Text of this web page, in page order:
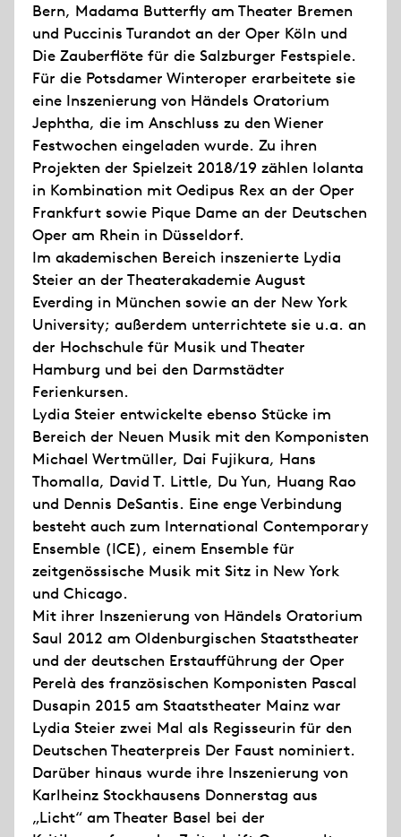
Bern, Madama Butterfly am Theater Bremen
und Puccinis Turandot an der Oper Köln und
Die Zauberflöte für die Salzburger Festspiele.
Für die Potsdamer Winteroper erarbeitete sie
eine Inszenierung von Händels Oratorium
Jephtha, die im Anschluss zu den Wiener
Festwochen eingeladen wurde. Zu ihren
Projekten der Spielzeit 2018/19 zählen Iolanta
in Kombination mit Oedipus Rex an der Oper
Frankfurt sowie Pique Dame an der Deutschen
Oper am Rhein in Düsseldorf.
Im akademischen Bereich inszenierte Lydia
Steier an der Theaterakademie August
Everding in München sowie an der New York
University; außerdem unterrichtete sie u.a. an
der Hochschule für Musik und Theater
Hamburg und bei den Darmstädter
Ferienkursen.
Lydia Steier entwickelte ebenso Stücke im
Bereich der Neuen Musik mit den Komponisten
Michael Wertmüller, Dai Fujikura, Hans
Thomalla, David T. Little, Du Yun, Huang Rao
und Dennis DeSantis. Eine enge Verbindung
besteht auch zum International Contemporary
Ensemble (ICE), einem Ensemble für
zeitgenössische Musik mit Sitz in New York
und Chicago.
Mit ihrer Inszenierung von Händels Oratorium
Saul 2012 am Oldenburgischen Staatstheater
und der deutschen Erstaufführung der Oper
Perelà des französischen Komponisten Pascal
Dusapin 2015 am Staatstheater Mainz war
Lydia Steier zwei Mal als Regisseurin für den
Deutschen Theaterpreis Der Faust nominiert.
Darüber hinaus wurde ihre Inszenierung von
Karlheinz Stockhausens Donnerstag aus
„Licht“ am Theater Basel bei der